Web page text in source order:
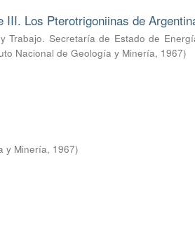
III. Los Pterotrigoniinas de
Trabajo. Secretaría de Estado de
Nacional de Geología y Minería, 1967)
y Minería, 1967)